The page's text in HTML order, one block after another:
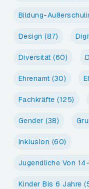
Bildung-
Design (87)
Diversität (60)
Ehrenamt (30)
Fachkräfte (125)
Gender (38)
Inklusion (60)
Jugendliche Von
Kinder Bis 6 Jahre